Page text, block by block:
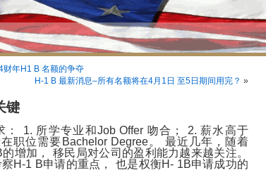
年H1 B 名额的争夺
H-1 B 最新消息–所有名额将在4月1日 至5日期间用完？ »
键
： 1. 所学专业和Job Offer 吻合； 2.薪水高于
职位需要 Bachelor Degree。 最近几年，随着
的增加， 移民局对公司的盈利能力越来越关注。
H-1 B申请的重点， 也是权衡H- 1B申请成功的